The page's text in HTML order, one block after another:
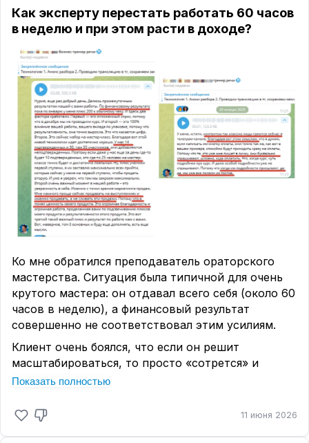
✅ продукт и его стоимость
✅ содержание контента
✅ смыслы, которые вы транслируете
✅ способы продвижения
✅ продажи и коммуникация с клиентом
✅ качество клиентов
Как следствие — ваш доход и загрузка.
Если у вас нет ясности в этих вопросах, попытки
найти клиентов превращается в набор
разрозненных действий.
Сегодня вы пишете посты обо всём.
Завтра придумывает новый продукт.
Через неделю меняете аудиторию.
Потом снижаете чек, потому что "люди не
И так каждый раз начинаете продажи с нуля.
Напишите, кто проживал такой опыт? Как часто
возвращаетесь к собственному маркетингу?
Как эксперту перестать работать 60 часов
в неделю и при этом расти в доходе?
Ко мне обратился преподаватель ораторского
мастерства. Ситуация была типичной для очень
крутого мастера: он отдавал всего себя (около 60
часов в неделю), а финансовый результат
совершенно не соответствовал этим усилиям.
Клиент очень боялся, что если он решит
масштабироваться, то просто «сотрется» и
выгорит, а денег больше не станет. Он привык
неприлично дешево для его уровня. Например, за
Показать полностью
11 июня 2026